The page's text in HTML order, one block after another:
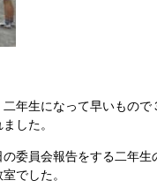
年生になって早いもの
した。
委員会報告をする二年
でした。